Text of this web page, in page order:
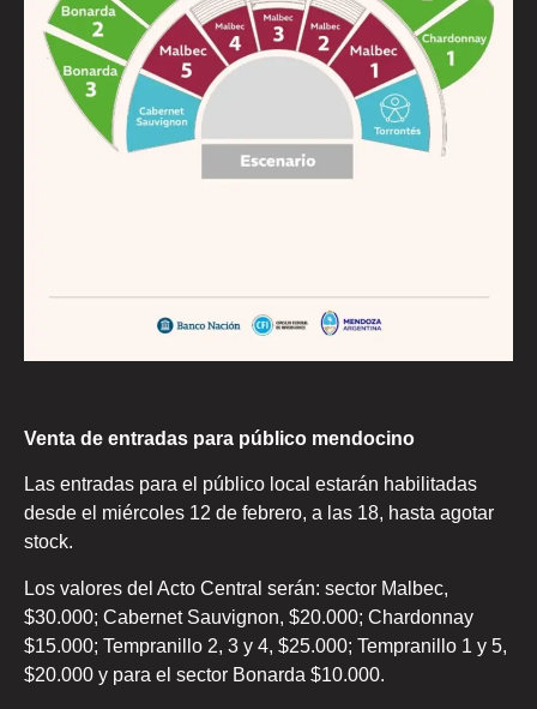
Venta de entradas para público mendocino
Las entradas para el público local estarán habilitadas
desde el miércoles 12 de febrero, a las 18, hasta agotar
stock.
Los valores del Acto Central serán: sector Malbec,
$30.000; Cabernet Sauvignon, $20.000; Chardonnay
$15.000; Tempranillo 2, 3 y 4, $25.000; Tempranillo 1 y 5,
$20.000 y para el sector Bonarda $10.000.